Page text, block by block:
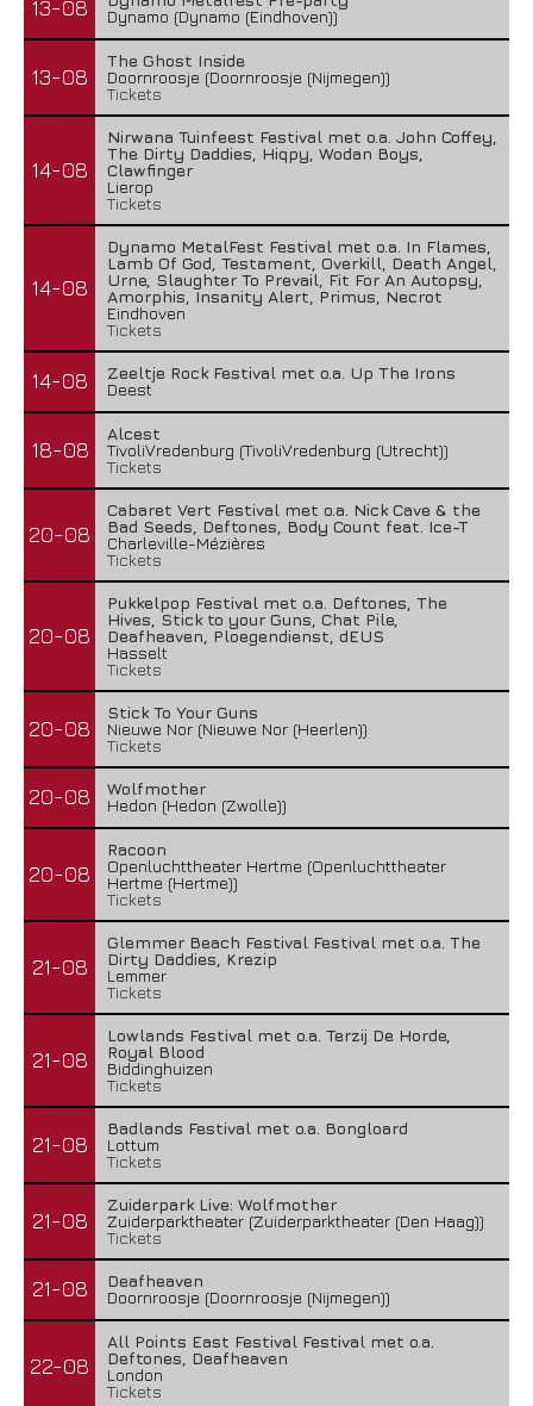
13-08
Dynamo (Dynamo (Eindhoven))
13-08
The Ghost Inside
Doornroosje (Doornroosje (Nijmegen))
Tickets
14-08
Nirwana Tuinfeest Festival met o.a. John Coffey,
The Dirty Daddies, Hiqpy, Wodan Boys,
Clawfinger
Lierop
Tickets
14-08
Dynamo MetalFest Festival met o.a. In Flames,
Lamb Of God, Testament, Overkill, Death Angel,
Urne, Slaughter To Prevail, Fit For An Autopsy,
Amorphis, Insanity Alert, Primus, Necrot
Eindhoven
Tickets
14-08
Zeeltje Rock Festival met o.a. Up The Irons
Deest
18-08
Alcest
TivoliVredenburg (TivoliVredenburg (Utrecht))
Tickets
20-08
Cabaret Vert Festival met o.a. Nick Cave & the
Bad Seeds, Deftones, Body Count feat. Ice-T
Charleville-Mézières
Tickets
20-08
Pukkelpop Festival met o.a. Deftones, The
Hives, Stick to your Guns, Chat Pile,
Deafheaven, Ploegendienst, dEUS
Hasselt
Tickets
20-08
Stick To Your Guns
Nieuwe Nor (Nieuwe Nor (Heerlen))
Tickets
20-08
Wolfmother
Hedon (Hedon (Zwolle))
20-08
Racoon
Openluchttheater Hertme (Openluchttheater
Hertme (Hertme))
Tickets
21-08
Glemmer Beach Festival Festival met o.a. The
Dirty Daddies, Krezip
Lemmer
Tickets
21-08
Lowlands Festival met o.a. Terzij De Horde,
Royal Blood
Biddinghuizen
Tickets
21-08
Badlands Festival met o.a. Bongloard
Lottum
Tickets
21-08
Zuiderpark Live: Wolfmother
Zuiderparktheater (Zuiderparktheater (Den Haag))
Tickets
21-08
Deafheaven
Doornroosje (Doornroosje (Nijmegen))
22-08
All Points East Festival Festival met o.a.
Deftones, Deafheaven
London
Tickets